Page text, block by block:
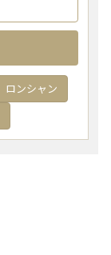
ロンシャン